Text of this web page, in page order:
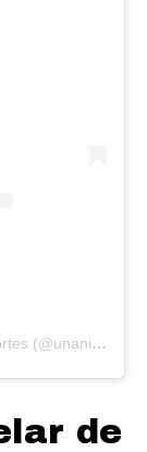
A post shared by UNANIMO Deportes (@unanimodeportes)
de